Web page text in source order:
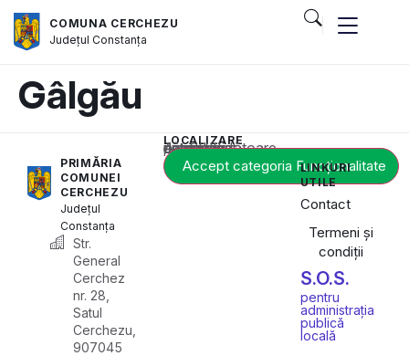
COMUNA CERCHEZU
JudețulConstanța
Gâlgău
PRIMĂRIA
COMUNEI
CERCHEZU
Județul
Constanța
Str.
General
Cerchez
nr. 28,
Satul
Cerchezu,
907045
LOCALIZARE
Acest conținut este blocat până când acceptați categoria corespunzătoare de cookie-uri.
Accept categoria Funcționalitate
LINKURI
UTILE
Contact
Termeni și
condiții
S.O.S.
pentru
administrația
publică
locală